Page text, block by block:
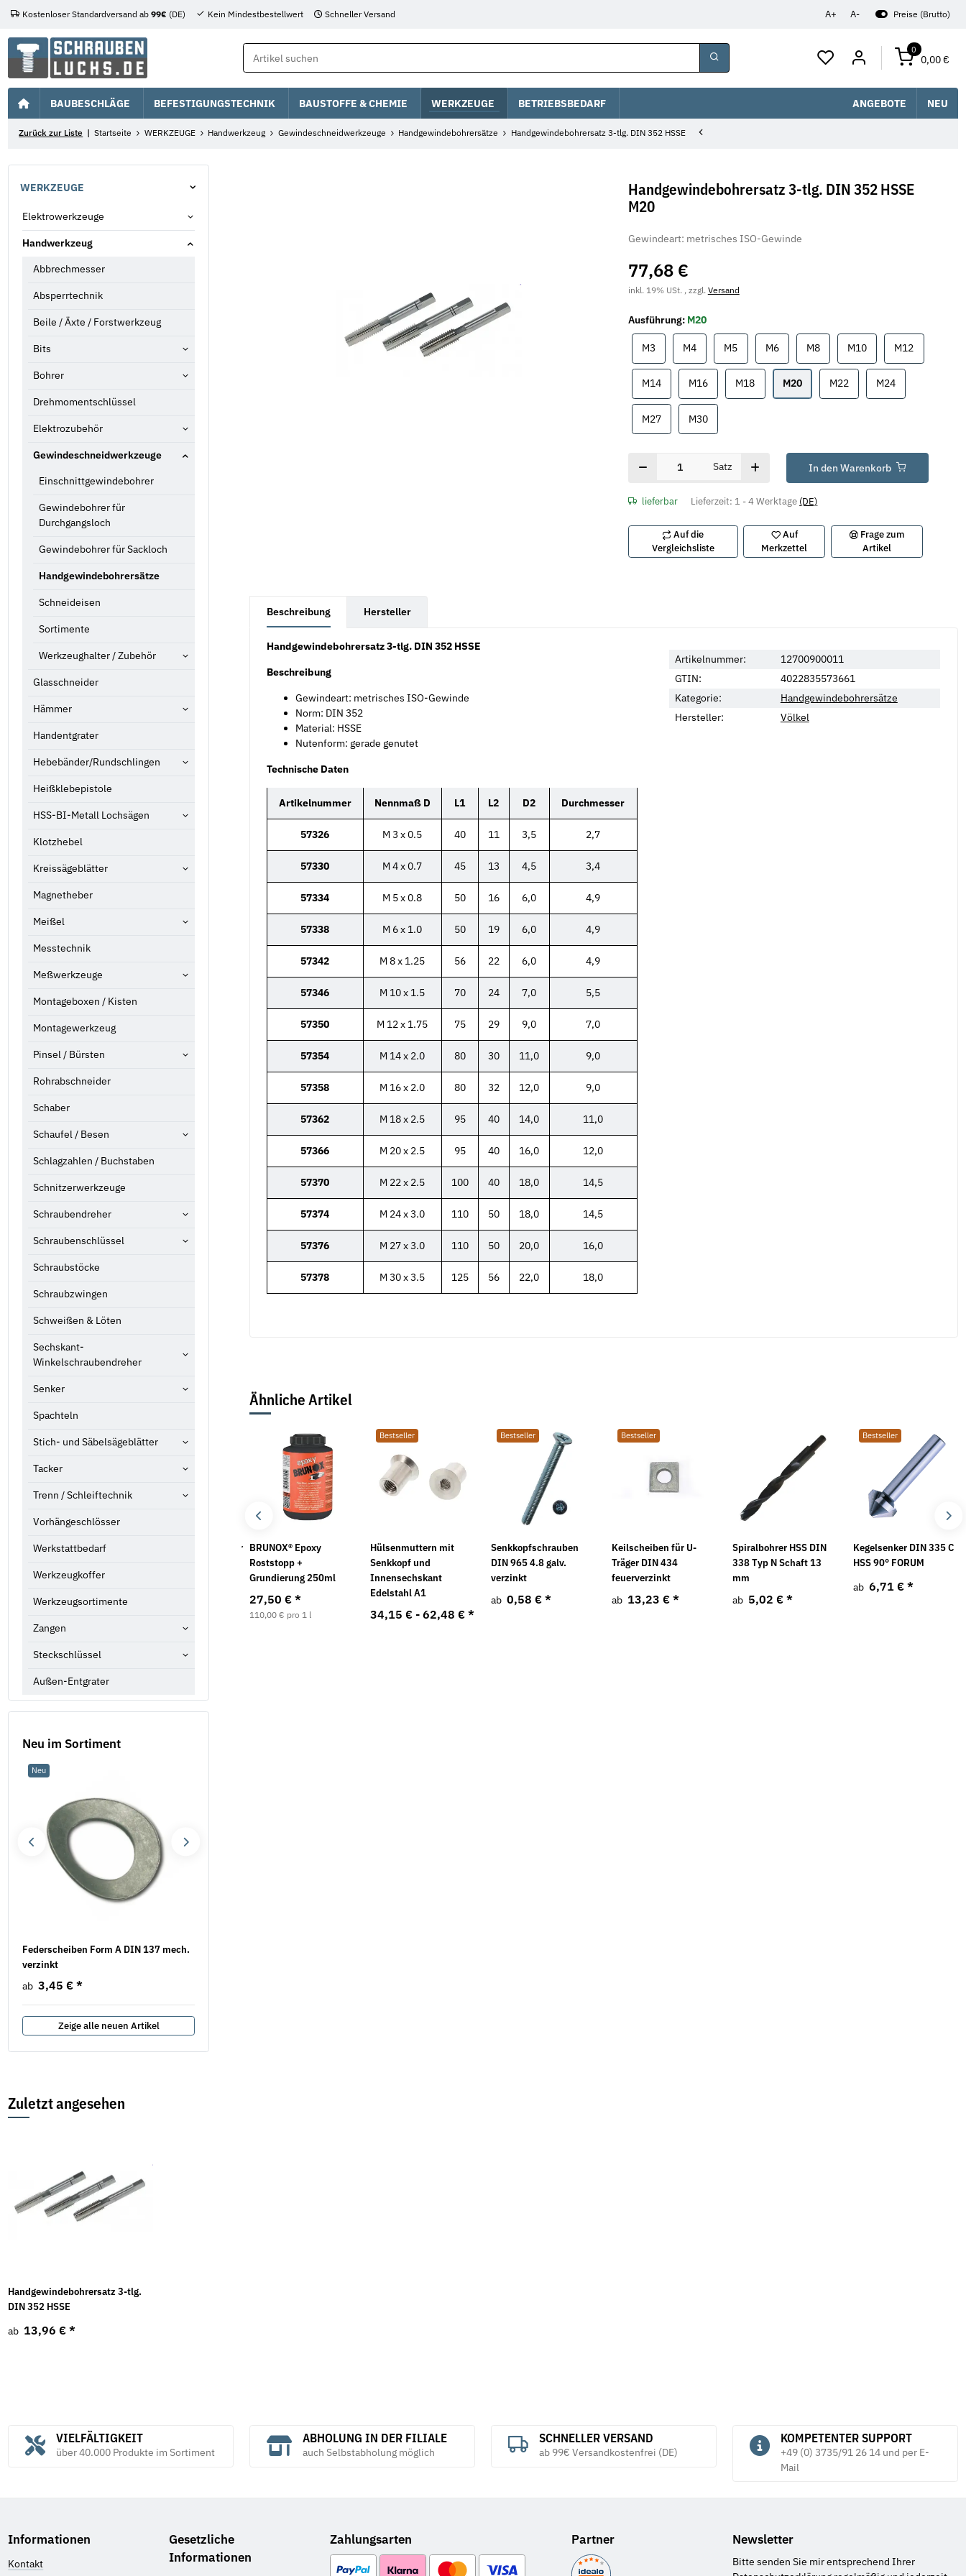
A+ A- Preise (Brutto)
Kostenloser Standardversand ab 99€ (DE) Kein Mindestbestellwert Schneller Versand
0
0,00 €
BAUBESCHLÄGE BEFESTIGUNGSTECHNIK BAUSTOFFE & CHEMIE WERKZEUGE BETRIEBSBEDARF ANGEBOTE NEU
Zurück zur Liste Startseite WERKZEUGE Handwerkzeug Gewindeschneidwerkzeuge Handgewindebohrersätze Handgewindebohrersatz 3-tlg. DIN 352 HSSE
Handgewindebohrersatz 3-tlg. DIN 352 HSSE
M20
Gewindeart: metrisches ISO-Gewinde
77,68 €
inkl. 19% USt. , zzgl.Versand
Ausführung: M20
M3M3 M4M4 M5M5 M6M6 M8M8 M10M10 M12
M14M14 M16M16 M18M18 M20M20 M22M22 M24M24
M27M27 M30M30
Satz In den Warenkorb
lieferbar Lieferzeit: 1 - 4 Werktage (DE)
Auf die
Vergleichsliste
Auf
Merkzettel
Frage zum
Artikel
Beschreibung Hersteller
Handgewindebohrersatz 3-tlg. DIN 352 HSSE
Beschreibung
Gewindeart: metrisches ISO-Gewinde
Norm: DIN 352
Material: HSSE
Nutenform: gerade genutet
Technische Daten
Artikelnummer Nennmaß D L1 L2 D2 Durchmesser
57326 M 3 x 0.5 40 11 3,5 2,7
57330 M 4 x 0.7 45 13 4,5 3,4
57334 M 5 x 0.8 50 16 6,0 4,9
57338 M 6 x 1.0 50 19 6,0 4,9
57342 M 8 x 1.25 56 22 6,0 4,9
57346 M 10 x 1.5 70 24 7,0 5,5
57350 M 12 x 1.75 75 29 9,0 7,0
57354 M 14 x 2.0 80 30 11,0 9,0
57358 M 16 x 2.0 80 32 12,0 9,0
57362 M 18 x 2.5 95 40 14,0 11,0
57366 M 20 x 2.5 95 40 16,0 12,0
57370 M 22 x 2.5 100 40 18,0 14,5
57374 M 24 x 3.0 110 50 18,0 14,5
57376 M 27 x 3.0 110 50 20,0 16,0
57378 M 30 x 3.5 125 56 22,0 18,0
Artikelnummer:
12700900011
GTIN:
4022835573661
Kategorie:
Handgewindebohrersätze
Hersteller:
Völkel
Ähnliche Artikel
Hutmuttern DIN 1587
Bestseller
Maschinengewindebohrer BRUNOX® Epoxy
Roststopp +
Grundierung 250ml
27,50 €*
110,00 € pro 1 l
Bestseller
Hülsenmuttern mit
Senkkopf und
Innensechskant
Edelstahl A1
34,15 € -62,48 €*
Bestseller
Senkkopfschrauben
DIN 965 4.8 galv.
verzinkt
ab 0,58 € *
Bestseller
Keilscheiben für U-
Träger DIN 434
feuerverzinkt
ab 13,23 € *
Spiralbohrer HSS DIN
338 Typ N Schaft 13
mm
ab 5,02 € *
Bestseller
Kegelsenker DIN 335 C
HSS 90° FORUM
ab 6,71 € *
WERKZEUGE
Elektrowerkzeuge
Handwerkzeug
Abbrechmesser
Absperrtechnik
Beile / Äxte / Forstwerkzeug
Bits
Bohrer
Drehmomentschlüssel
Elektrozubehör
Gewindeschneidwerkzeuge
Einschnittgewindebohrer
Gewindebohrer für
Durchgangsloch
Gewindebohrer für Sackloch
Handgewindebohrersätze
Schneideisen
Sortimente
Werkzeughalter / Zubehör
Glasschneider
Hämmer
Handentgrater
Hebebänder/Rundschlingen
Heißklebepistole
HSS-BI-Metall Lochsägen
Klotzhebel
Kreissägeblätter
Magnetheber
Meißel
Messtechnik
Meßwerkzeuge
Montageboxen / Kisten
Montagewerkzeug
Pinsel / Bürsten
Rohrabschneider
Schaber
Schaufel / Besen
Schlagzahlen / Buchstaben
Schnitzerwerkzeuge
Schraubendreher
Schraubenschlüssel
Schraubstöcke
Schraubzwingen
Schweißen & Löten
Sechskant-
Winkelschraubendreher
Senker
Spachteln
Stich- und Säbelsägeblätter
Tacker
Trenn / Schleiftechnik
Vorhängeschlösser
Werkstattbedarf
Werkzeugkoffer
Werkzeugsortimente
Zangen
Steckschlüssel
Außen-Entgrater
Neu im Sortiment
Neu
Federscheiben Form A DIN 137 mech.
verzinkt
ab 3,45 € *
Zeige alle neuen Artikel
Zuletzt angesehen
Handgewindebohrersatz 3-tlg.
DIN 352 HSSE
ab 13,96 € *
VIELFÄLTIGKEIT
über 40.000 Produkte im Sortiment
ABHOLUNG IN DER FILIALE
auch Selbstabholung möglich
SCHNELLER VERSAND
ab 99€ Versandkostenfrei (DE)
KOMPETENTER SUPPORT
+49 (0) 3735/91 26 14 und per E-
Mail
Informationen
Kontakt
Gesetzliche
Informationen
Zahlungsarten Partner Newsletter
Bitte senden Sie mir entsprechend Ihrer